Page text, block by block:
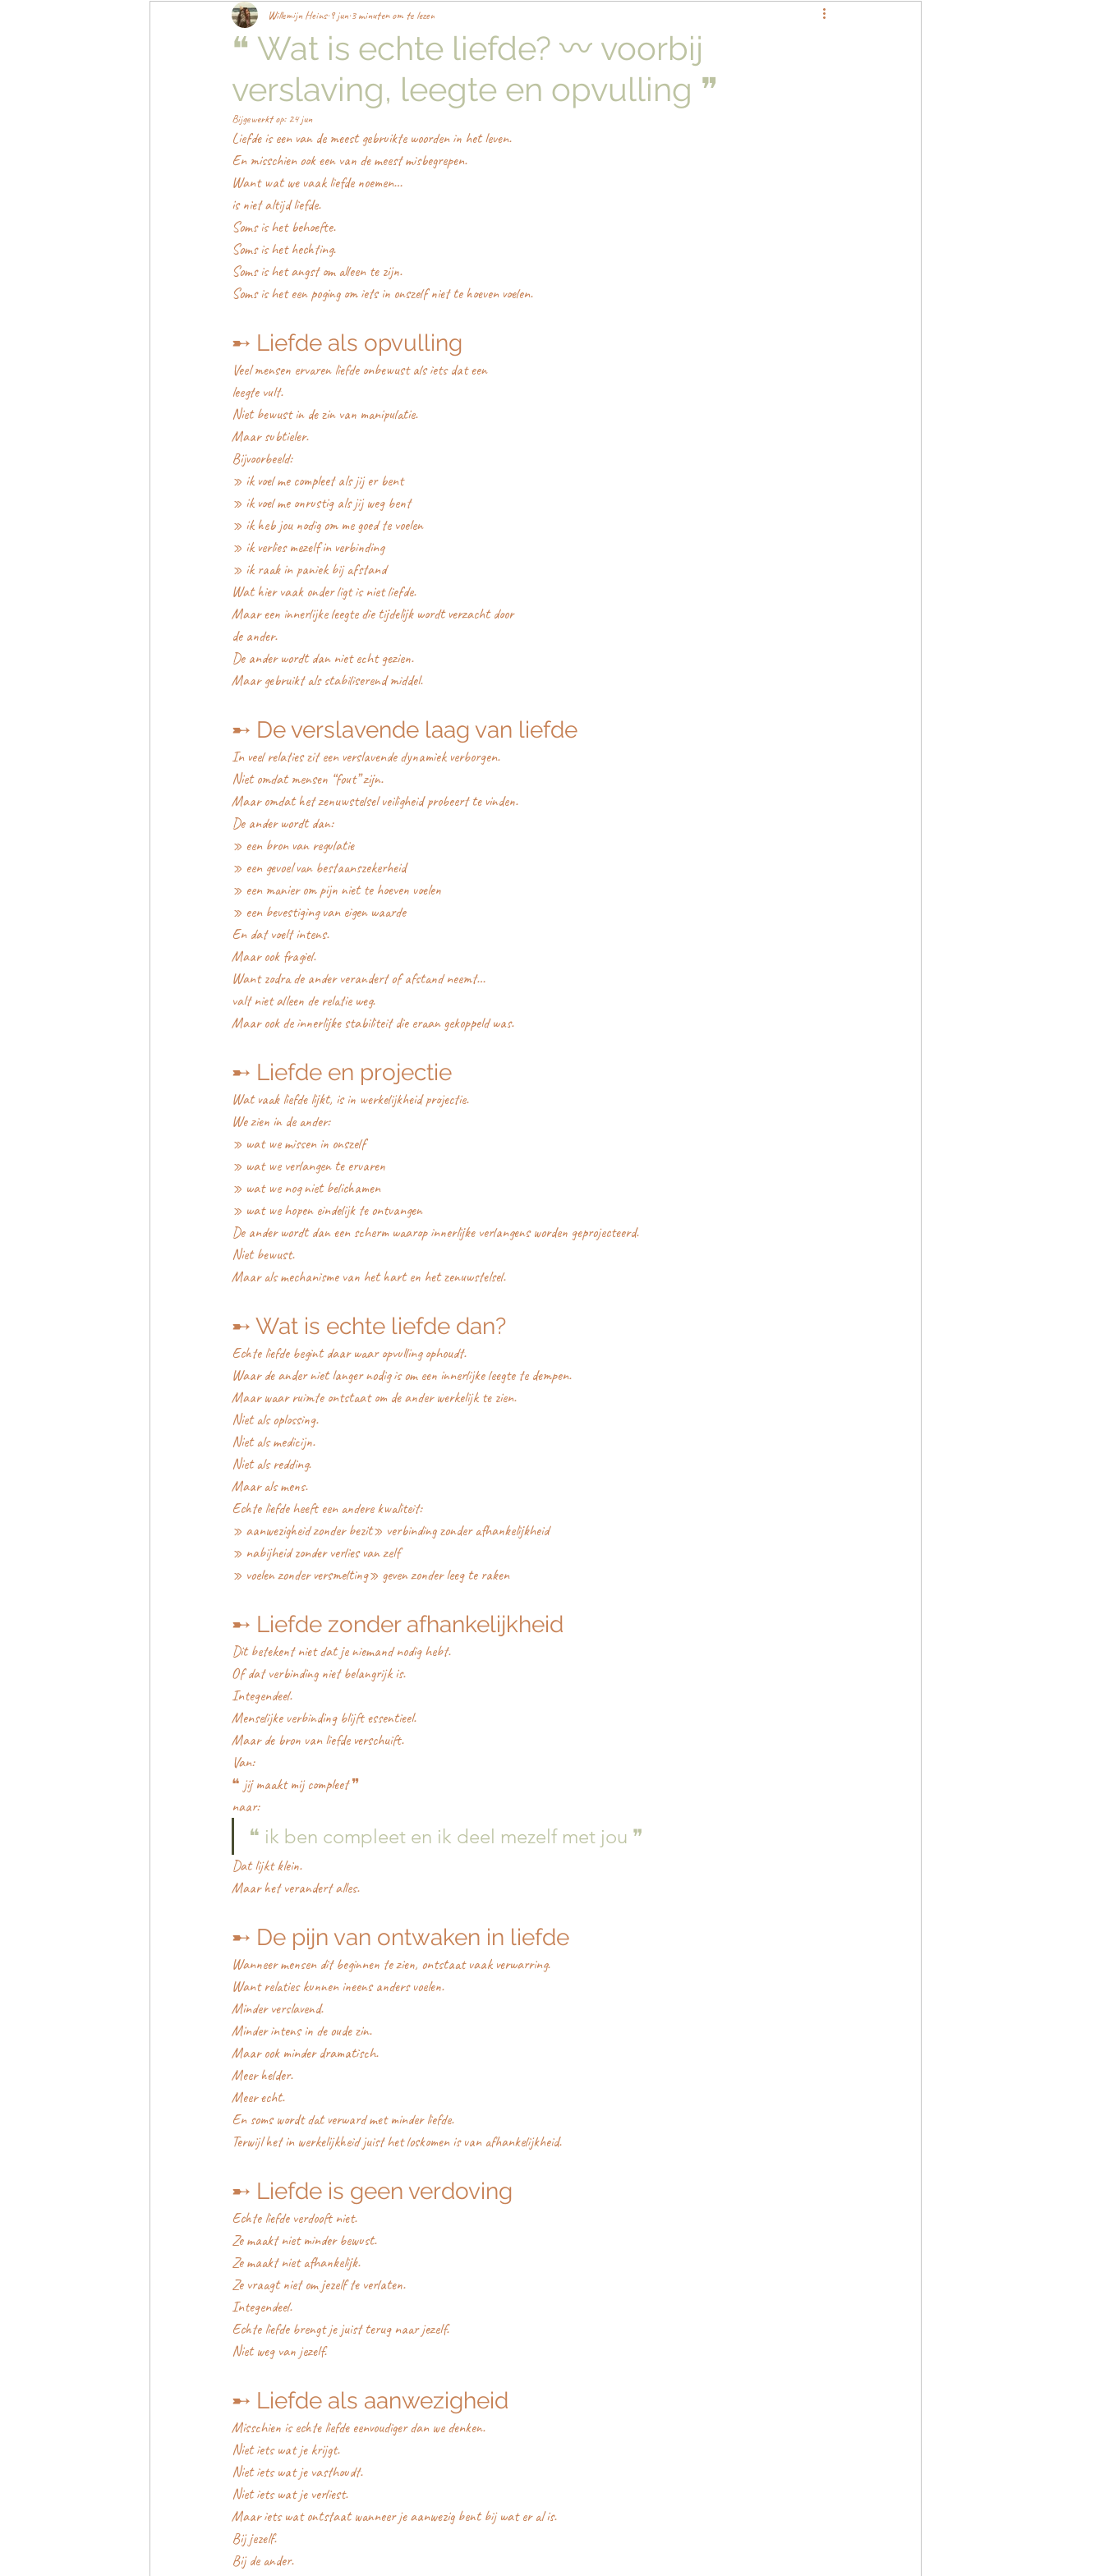
❝ Wat is echte liefde? 〰️ voorbij
verslaving, leegte en opvulling ❞
Willemijn Heins 9 jun 3 minuten om te lezen
Bijgewerkt op: 24 jun
Liefde is een van de meest gebruikte woorden in het leven.
En misschien ook een van de meest misbegrepen.
Want wat we vaak liefde noemen…
is niet altijd liefde.
Soms is het behoefte.
Soms is het hechting.
Soms is het angst om alleen te zijn.
Soms is het een poging om iets in onszelf niet te hoeven voelen.
➸ Liefde als opvulling
Veel mensen ervaren liefde onbewust als iets dat een
leegte vult.
Niet bewust in de zin van manipulatie.
Maar subtieler.
Bijvoorbeeld:
» ik voel me compleet als jij er bent
» ik voel me onrustig als jij weg bent
» ik heb jou nodig om me goed te voelen
» ik verlies mezelf in verbinding
» ik raak in paniek bij afstand
Wat hier vaak onder ligt is niet liefde.
Maar een innerlijke leegte die tijdelijk wordt verzacht door
de ander.
De ander wordt dan niet echt gezien.
Maar gebruikt als stabiliserend middel.
➸ De verslavende laag van liefde
In veel relaties zit een verslavende dynamiek verborgen.
Niet omdat mensen “fout” zijn.
Maar omdat het zenuwstelsel veiligheid probeert te vinden.
De ander wordt dan:
» een bron van regulatie
» een gevoel van bestaanszekerheid
» een manier om pijn niet te hoeven voelen
» een bevestiging van eigen waarde
En dat voelt intens.
Maar ook fragiel.
Want zodra de ander verandert of afstand neemt…
valt niet alleen de relatie weg.
Maar ook de innerlijke stabiliteit die eraan gekoppeld was.
➸ Liefde en projectie
Wat vaak liefde lijkt, is in werkelijkheid projectie.
We zien in de ander:
» wat we missen in onszelf
» wat we verlangen te ervaren
» wat we nog niet belichamen
» wat we hopen eindelijk te ontvangen
De ander wordt dan een scherm waarop innerlijke verlangens worden geprojecteerd.
Niet bewust.
Maar als mechanisme van het hart en het zenuwstelsel.
➸ Wat is echte liefde dan?
Echte liefde begint daar waar opvulling ophoudt.
Waar de ander niet langer nodig is om een innerlijke leegte te dempen.
Maar waar ruimte ontstaat om de ander werkelijk te zien.
Niet als oplossing.
Niet als medicijn.
Niet als redding.
Maar als mens.
Echte liefde heeft een andere kwaliteit:
» aanwezigheid zonder bezit» verbinding zonder afhankelijkheid
» nabijheid zonder verlies van zelf
» voelen zonder versmelting» geven zonder leeg te raken
➸ Liefde zonder afhankelijkheid
Dit betekent niet dat je niemand nodig hebt.
Of dat verbinding niet belangrijk is.
Integendeel.
Menselijke verbinding blijft essentieel.
Maar de bron van liefde verschuift.
Van:
❝ jij maakt mij compleet ❞
naar:
❝ ik ben compleet en ik deel mezelf met jou ❞
Dat lijkt klein.
Maar het verandert alles.
➸ De pijn van ontwaken in liefde
Wanneer mensen dit beginnen te zien, ontstaat vaak verwarring.
Want relaties kunnen ineens anders voelen.
Minder verslavend.
Minder intens in de oude zin.
Maar ook minder dramatisch.
Meer helder.
Meer echt.
En soms wordt dat verward met minder liefde.
Terwijl het in werkelijkheid juist het loskomen is van afhankelijkheid.
➸ Liefde is geen verdoving
Echte liefde verdooft niet.
Ze maakt niet minder bewust.
Ze maakt niet afhankelijk.
Ze vraagt niet om jezelf te verlaten.
Integendeel.
Echte liefde brengt je juist terug naar jezelf.
Niet weg van jezelf.
➸ Liefde als aanwezigheid
Misschien is echte liefde eenvoudiger dan we denken.
Niet iets wat je krijgt.
Niet iets wat je vasthoudt.
Niet iets wat je verliest.
Maar iets wat ontstaat wanneer je aanwezig bent bij wat er al is.
Bij jezelf.
Bij de ander.